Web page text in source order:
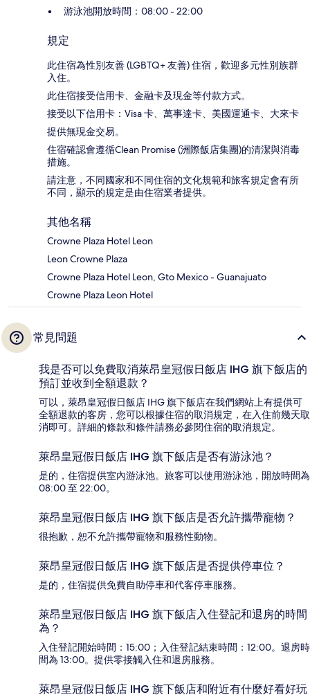
游泳池開放時間：08:00 - 22:00
規定
此住宿為性別友善 (LGBTQ+ 友善) 住宿，歡迎多元性別族群
入住。
此住宿接受信用卡、金融卡及現金等付款方式。
接受以下信用卡：Visa 卡、萬事達卡、美國運通卡、大來卡
提供無現金交易。
住宿確認會遵循Clean Promise (洲際飯店集團)的清潔與消毒
措施。
請注意，不同國家和不同住宿的文化規範和旅客規定會有所
不同，顯示的規定是由住宿業者提供。
其他名稱
Crowne Plaza Hotel Leon
Leon Crowne Plaza
Crowne Plaza Hotel Leon, Gto Mexico - Guanajuato
Crowne Plaza Leon Hotel
常見問題
我是否可以免費取消萊昂皇冠假日飯店 IHG 旗下飯店的
預訂並收到全額退款？
可以，萊昂皇冠假日飯店 IHG 旗下飯店在我們網站上有提供可
全額退款的客房，您可以根據住宿的取消規定，在入住前幾天取
消即可。詳細的條款和條件請務必參閱住宿的取消規定。
萊昂皇冠假日飯店 IHG 旗下飯店是否有游泳池？
是的，住宿提供室內游泳池。旅客可以使用游泳池，開放時間為
08:00 至 22:00。
萊昂皇冠假日飯店 IHG 旗下飯店是否允許攜帶寵物？
很抱歉，恕不允許攜帶寵物和服務性動物。
萊昂皇冠假日飯店 IHG 旗下飯店是否提供停車位？
是的，住宿提供免費自助停車和代客停車服務。
萊昂皇冠假日飯店 IHG 旗下飯店入住登記和退房的時間
為？
入住登記開始時間：15:00；入住登記結束時間：12:00。退房時
間為 13:00。提供零接觸入住和退房服務。
萊昂皇冠假日飯店 IHG 旗下飯店和附近有什麼好看好玩